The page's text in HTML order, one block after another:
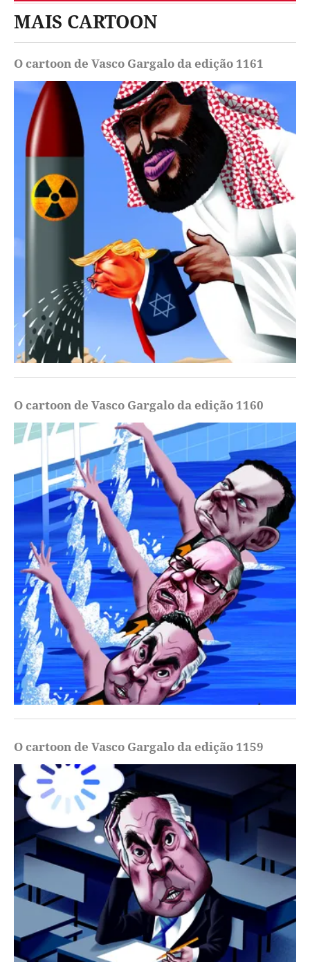
MAIS CARTOON
O cartoon de Vasco Gargalo da edição 1161
O cartoon de Vasco Gargalo da edição 1160
O cartoon de Vasco Gargalo da edição 1159